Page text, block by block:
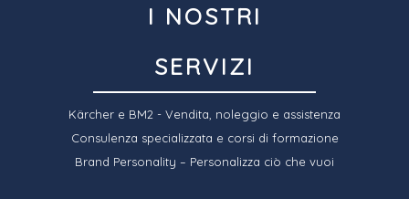
I NOSTRI
SERVIZI
Kärcher e BM2 - Vendita, noleggio e assistenza
Consulenza specializzata e corsi di formazione
Brand Personality – Personalizza ciò che vuoi